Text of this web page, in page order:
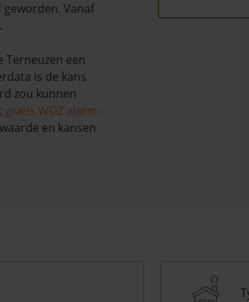
Vanaf
Terneuzen een
is de kans
zou kunnen
gratis WOZ alarm
en kansen